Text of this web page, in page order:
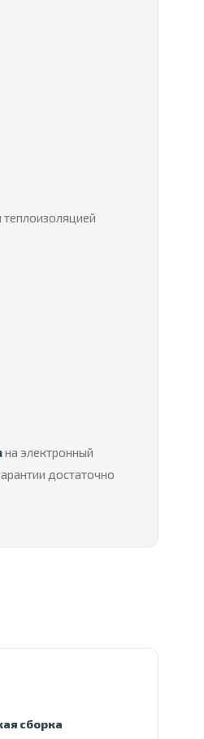
на электронный
достаточно
сборка